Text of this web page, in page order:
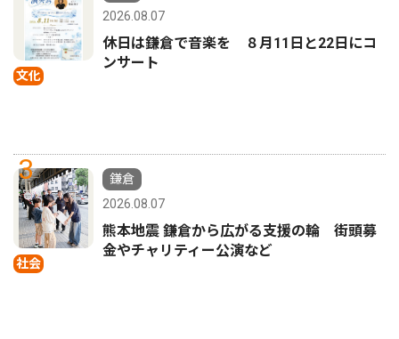
文化
2026.08.07
休日は鎌倉で音楽を ８月11日と22日にコ
ンサート
3
社会
鎌倉
2026.08.07
熊本地震 鎌倉から広がる支援の輪 街頭募
金やチャリティー公演など